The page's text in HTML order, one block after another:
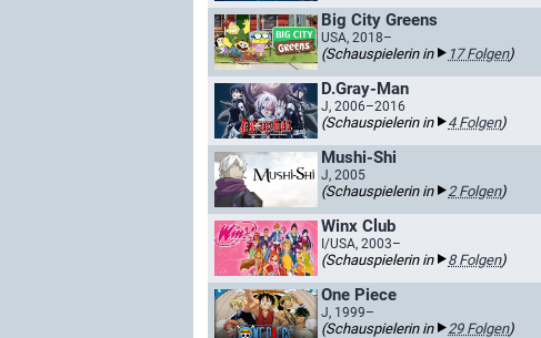
Big City Greens
USA, 2018–
(Schauspielerin in 17 Folgen)
D.Gray-Man
J, 2006–2016
(Schauspielerin in 4 Folgen)
Mushi-Shi
J, 2005
(Schauspielerin in 2 Folgen)
Winx Club
I/USA, 2003–
(Schauspielerin in 8 Folgen)
One Piece
J, 1999–
(Schauspielerin in 29 Folgen)